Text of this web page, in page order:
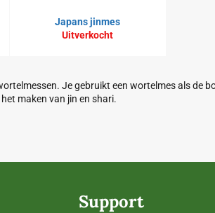
Japans jinmes
Uitverkocht
Je gebruikt een wortelmes als de
maken van jin en shari.
Support